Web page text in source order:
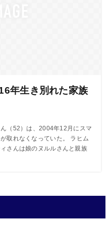
年生き別れた家族
（52）は、2004年12月にスマ
取れなくなっていた。 ラヒム
さんは娘のヌルルさんと親族